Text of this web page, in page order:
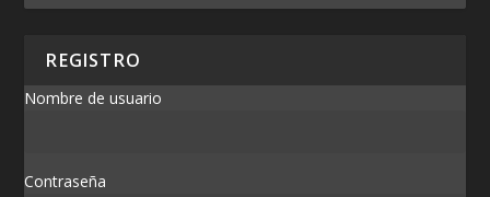
REGISTRO
Nombre de usuario
Contraseña